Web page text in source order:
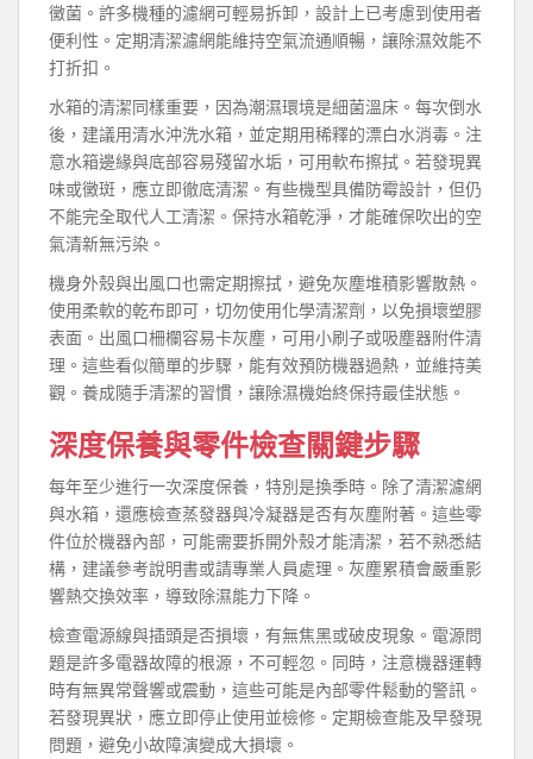
黴菌。許多機種的濾網可輕易拆卸，設計上已考慮到使用者
便利性。定期清潔濾網能維持空氣流通順暢，讓除濕效能不
打折扣。
水箱的清潔同樣重要，因為潮濕環境是細菌溫床。每次倒水
後，建議用清水沖洗水箱，並定期用稀釋的漂白水消毒。注
意水箱邊緣與底部容易殘留水垢，可用軟布擦拭。若發現異
味或黴斑，應立即徹底清潔。有些機型具備防霉設計，但仍
不能完全取代人工清潔。保持水箱乾淨，才能確保吹出的空
氣清新無污染。
機身外殼與出風口也需定期擦拭，避免灰塵堆積影響散熱。
使用柔軟的乾布即可，切勿使用化學清潔劑，以免損壞塑膠
表面。出風口柵欄容易卡灰塵，可用小刷子或吸塵器附件清
理。這些看似簡單的步驟，能有效預防機器過熱，並維持美
觀。養成隨手清潔的習慣，讓除濕機始終保持最佳狀態。
深度保養與零件檢查關鍵步驟
每年至少進行一次深度保養，特別是換季時。除了清潔濾網
與水箱，還應檢查蒸發器與冷凝器是否有灰塵附著。這些零
件位於機器內部，可能需要拆開外殼才能清潔，若不熟悉結
構，建議參考說明書或請專業人員處理。灰塵累積會嚴重影
響熱交換效率，導致除濕能力下降。
檢查電源線與插頭是否損壞，有無焦黑或破皮現象。電源問
題是許多電器故障的根源，不可輕忽。同時，注意機器運轉
時有無異常聲響或震動，這些可能是內部零件鬆動的警訊。
若發現異狀，應立即停止使用並檢修。定期檢查能及早發現
問題，避免小故障演變成大損壞。